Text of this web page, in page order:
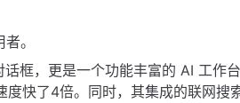
。
框，更是一个功能丰富的 AI 工作
度快了4倍。同时，其集成的联网搜